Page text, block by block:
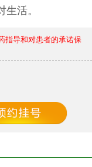
活。
指导和对患者的承诺保